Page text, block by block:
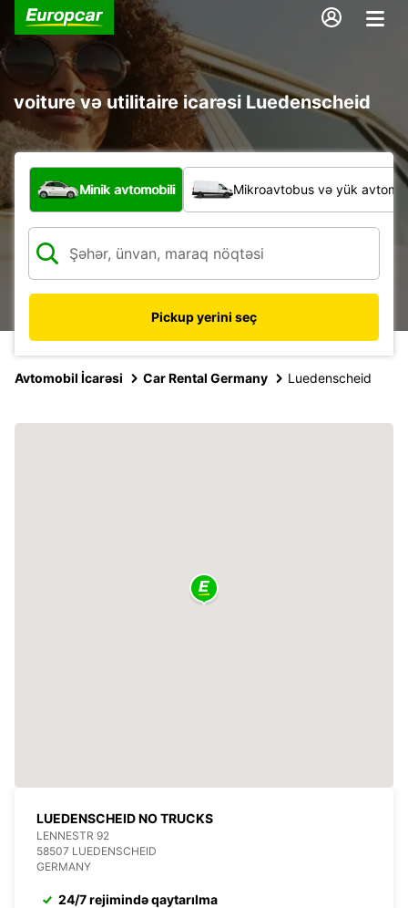
voiture və utilitaire icarəsi Luedenscheid
Hansı növ nəqliyyat vasitəsi?
Minik avtomobili Mikroavtobus və yük
Pickup yerini seç
Avtomobil İcarəsi Car Rental Germany Luedenscheid
LUEDENSCHEID NO TRUCKS
LENNESTR 92
58507 LUEDENSCHEID
GERMANY
24/7 rejimində qaytarılma